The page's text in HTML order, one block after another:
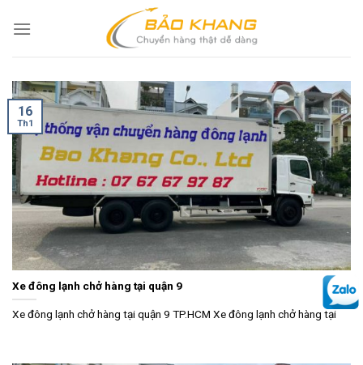
Xe đông lạnh chở hàng tại quận 9
Xe đông lạnh chở hàng tại quận 9 TP.HCM Xe đông lạnh chở hàng tại
16
Th1